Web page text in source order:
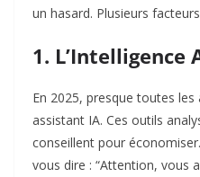
un hasard. Plusieurs
1.
En 2025, presque toutes
assistant IA. Ces outils
conseillent pour
vous dire : “Attention, vous